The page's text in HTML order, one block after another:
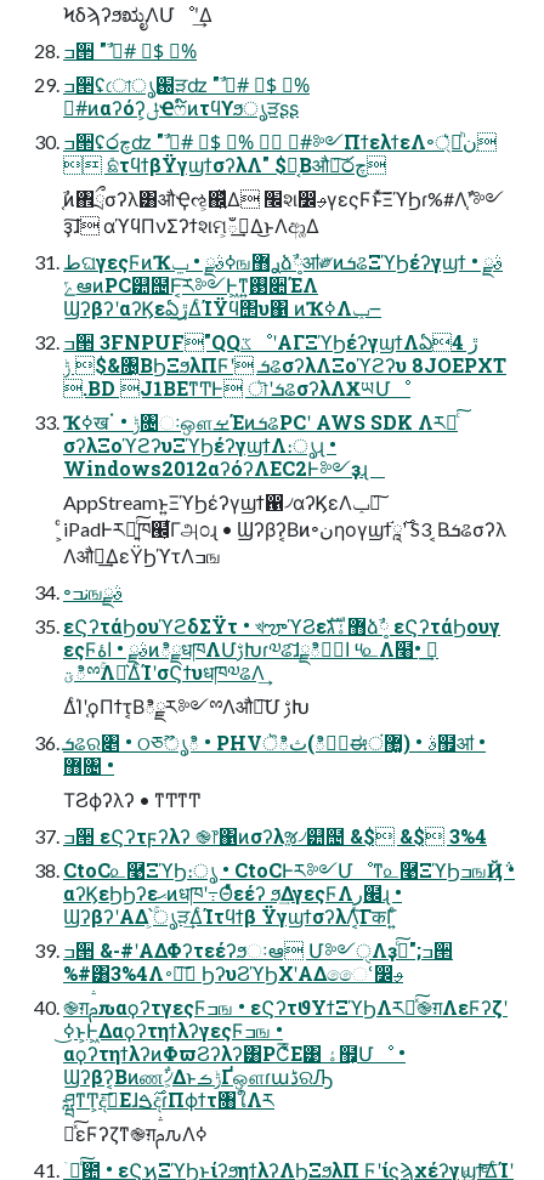
ϞδϡʔϧಋೖΛՄೳʹ͢Δ
ߏ੒ "ࣾ #ࣾ $ࣾ %ࣾ
ߏ੒ʢো֐ൃੜʣ "ࣾ #ࣾ $ࣾ %ࣾ
#ࣾͷαʔόʔ͕ݪҼෆ໌ͷτϥϒϧൃੜʂʂ
ߏ੒ʢ෮چʣ "ࣾ #ࣾ $ࣾ %ࣾ  #ࣾ༻ΠϯελϯεΛ৽ن্ཱͪ͛
 ܽଛτϥϯβΫγϣϯσʔλΛ" $͔ࣾΒऔಘ͠෮چ
֤ࣾͷ঎ྲྀσʔλ͸औҾઌ͕஌͍ͬͯΔ ׬શ෼ࢄγεςϜͱͯ͠ΞϓϦɾ%#Λ֤ࣾʹ༻
ҙ͠ɺ αϓϥΠνΣʔϯશମ͕ఀࢭ͢Δ͜ͱΛආ͚Δ
طଘγεςϜͷҠߦࣄྫ • ݐஙࢪ޻ձ༷ࣾॴ༗ͷܭଌΞϓϦέʔγϣϯ ࣄྫ •
ݻఆͷPC୺຤Ͱ͔͠ར༻Ͱ͖ͳ͍࢓૊ΈΛ
ϢʔβʔʹαʔϏεఏڙ͢ΔͨΊΫϥ΢υ΁ ͷҠߦΛݕ౼
ߏ੒ 3FNPUF"QQػೳʹΑΓΞϓϦέʔγϣϯΛఏڙ 4
&$ ݱ৔͔ΒϦΞϧλΠϜʹ ܭଌσʔλΛΞοϓϩʔυ 8JOEPXT
.BD J1BEͳͲͰ ৗʹܭଌσʔλΛӾཡՄೳ
Ҡߦखॱ • ݱ৔ઃஔࡁΈͷܭଌPCʹ AWS SDK Λར༻ͨ͠
σʔλΞοϓϩʔυΞϓϦέʔγϣϯΛ։ൃɻ •
Windows2012αʔόʔΛEC2Ͱ༻ҙɻ
AppStreamͱ͍͏ΞϓϦέʔγϣϯ഑৴αʔϏεΛݕ౼͠
͕ͨiPadͰར༻͍ͨ͠ཁ๬͕͋Γஅ೦ɻ • Ϣʔβʔ͔Βͷ৽نηογϣϯཱ֬࣌ʹ S3 ͔Βܭଌσʔλ
Λऔಘ͢ΔεΫϦϓτΛߏங
৽نߏஙࣄྫ
εϚʔτάϦουϓϩδΣΫτ • খౡϓϨε޻ۀגࣜձ༷ࣾ εϚʔτάϦουγ
εςϜࣄྫ • اۀͷిྗधཁΛՄࢹԽɾ༧ଌ͠ɺاۀؒిྗ ༥௨Λ໨ࢦ͢ •
ిؾྉۚΛԼ͛ΔͨΊʹσϚϯυधཁ༧ଌΛ͢
ΔͨΊʹ֤ϙΠϯτ͔Βిྗར༻ྉΛऔಘ͠Մ ࢹԽ
ܭଌର৅ • ଠཅޫൃి • PHVॆిث(ిؾࣗಈं޲͚) • ࣄ຿ॴ •
޻৔ •
ΤϨϕʔλʔ • ͳͲͳͲ
ߏ੒ εϚʔτϝʔλʔ ֎෦΁ͷσʔλૹ৴୺຤ &$ &$ 3%4
CtoC௨࿩ΞϓϦ։ൃ • CtoCͰར༻Մೳͳ௨࿩ΞϓϦߏஙҊ݅ •
αʔϏεϦϦʔεޙͷधཁʹ߹Θͤͯεέʔ ϧ͢ΔγεςϜΛر๬ɻ •
ϢʔβʔʹΑΔ՝͕ۚൃੜ͢ΔͨΊτϥϯβ ΫγϣϯσʔλΛ͔ͬ͠ΓकΓ͍ͨ
ߏ੒ &-#ʹΑΔΦʔτεέʔϧઃఆ Մ༻ੑΛҙࣝͨ͠";ߏ੒
%#͸3%4Λ࠾༻͠ ϦʔυϨϓϦΧʹΑΔෛՙ෼ࢄ
֎ग़ࢧԉαϙʔτγεςϜߏங • εϚʔτϑΥϯΞϓϦΛར༻ͯ͠֎ग़ΛεϜʔζʹ
ߦ͏͜ͱ͕Ͱ͖ΔαϙʔτηϯλʔγεςϜߏங •
αϙʔτηϯλʔͷΦϖϨʔλʔ͸PC͑͋͞Ε͹ ۀ຿͕Մೳ •
Ϣʔβʔ͔Βͷண৴͕͋ΔͱݱࡏҐஔɾաڈରԠ
ཤྺͳͲ͕දࣔ͞Εɺ࣌ࠁදɾΠϕϯτ৘ใΛར
༻ͯ͠εϜʔζͳ֎ग़ࢧԉΛߦ͏
ۤ࿑ͨ͠఺ • εϚϗΞϓϦͱίʔϧηϯλʔΛϦΞϧλΠ Ϝʹίϛϡχέʔγϣϯͤ͞ΔͨΊʹ